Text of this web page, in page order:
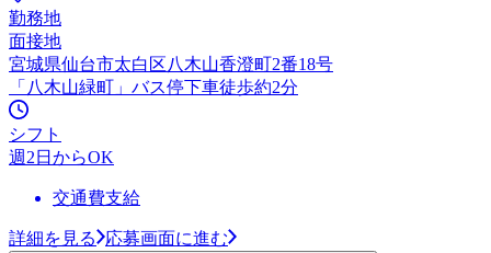
勤務地
面接地
宮城県仙台市太白区八木山香澄町2番18号
「八木山緑町」バス停下車徒歩約2分
シフト
週2日からOK
交通費支給
詳細を見る 応募画面に進む